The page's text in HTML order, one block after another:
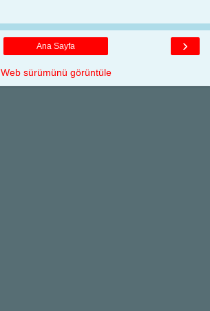
›
Ana Sayfa
Web sürümünü görüntüle